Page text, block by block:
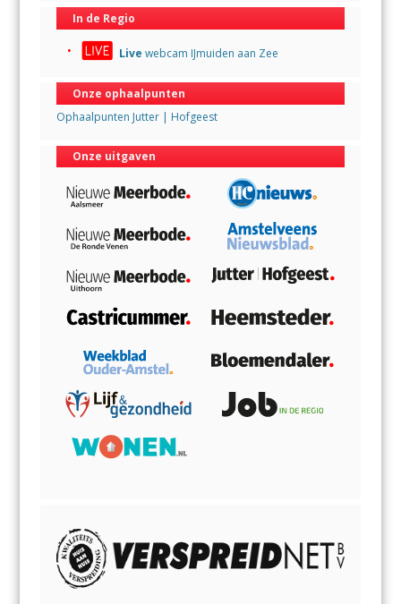
In de Regio
Live webcam IJmuiden aan Zee
Onze ophaalpunten
Ophaalpunten Jutter | Hofgeest
Onze uitgaven